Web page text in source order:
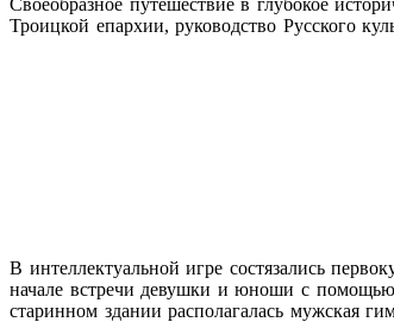
Троицкой епархии, руководство Русского
В интеллектуальной игре состязались
начале встречи девушки и юноши с помощью
старинном здании располагалась мужская